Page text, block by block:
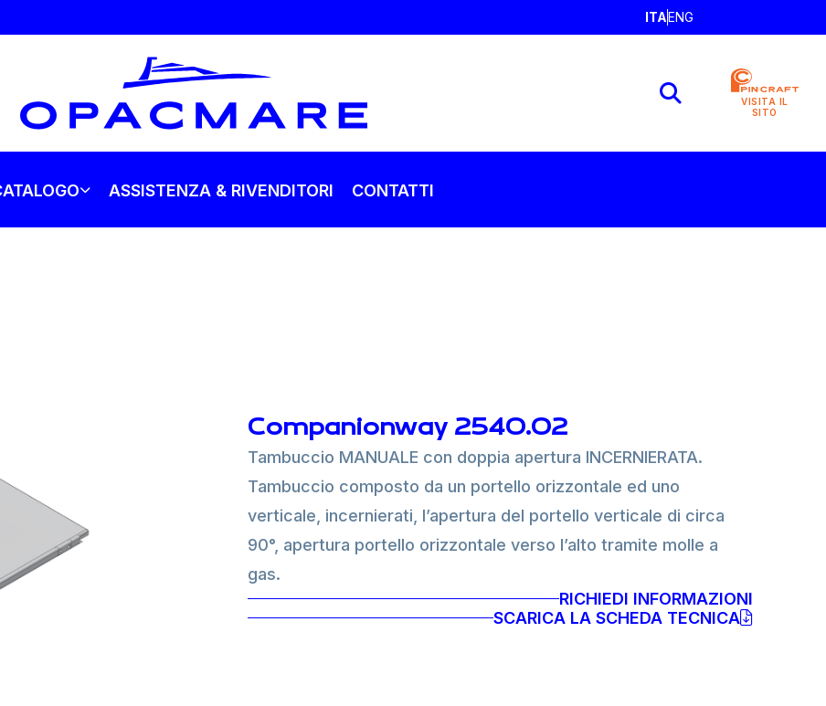
ITAENG
VISITA IL
SITO
ASSISTENZA & RIVENDITORI CONTATTI
Companionway 2540.02
Tambuccio MANUALE con doppia apertura INCERNIERATA.
Tambuccio composto da un portello orizzontale ed uno
verticale, incernierati, l’apertura del portello verticale di circa
90°, apertura portello orizzontale verso l’alto tramite molle a
gas.
RICHIEDI INFORMAZIONI
SCARICA LA SCHEDA TECNICA